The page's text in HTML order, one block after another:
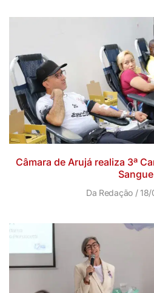
Câmara de Arujá realiza 3ª
Sangue
Da Redação 18/